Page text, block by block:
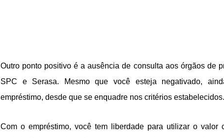
Outro ponto positivo é a ausência de consulta aos órgãos de
SPC e Serasa. Mesmo que você esteja negativado,
empréstimo, desde que se enquadre nos critérios estabelecidos.
Com o empréstimo, você tem liberdade para utilizar o valor